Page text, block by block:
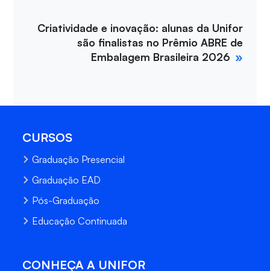
Criatividade e inovação: alunas da Unifor
são finalistas no Prêmio ABRE de
Embalagem Brasileira 2026
CURSOS
Graduação Presencial
Graduação EAD
Pós-Graduação
Educação Continuada
CONHEÇA A UNIFOR